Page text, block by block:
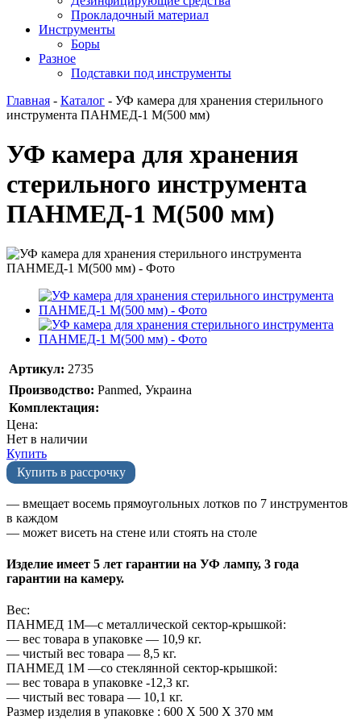
Прокладочный материал
Инструменты
Боры
Разное
Подставки под инструменты
Главная - Каталог - УФ камера для хранения стерильного
инструмента ПАНМЕД-1 M(500 мм)
УФ камера для хранения
стерильного инструмента
ПАНМЕД-1 M(500 мм)
Артикул: 2735
Производство: Panmed, Украина
Комплектация:
Цена:
Нет в наличии
Купить
Купить в рассрочку
— вмещает восемь прямоугольных лотков по 7 инструментов
в каждом
— может висеть на стене или стоять на столе
Изделие имеет 5 лет гарантии на УФ лампу, 3 года
гарантии на камеру.
Вес:
ПАНМЕД 1М—с металлической сектор-крышкой:
— вес товара в упаковке — 10,9 кг.
— чистый вес товара — 8,5 кг.
ПАНМЕД 1М —со стеклянной сектор-крышкой:
— вес товара в упаковке -12,3 кг.
— чистый вес товара — 10,1 кг.
Размер изделия в упаковке : 600 Х 500 Х 370 мм